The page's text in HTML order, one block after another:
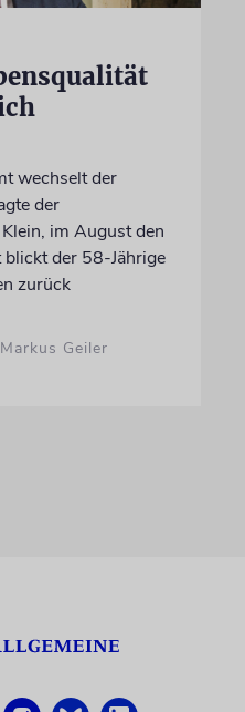
wechselt der
der
im August den
der 58-Jährige
zurück
Geiler